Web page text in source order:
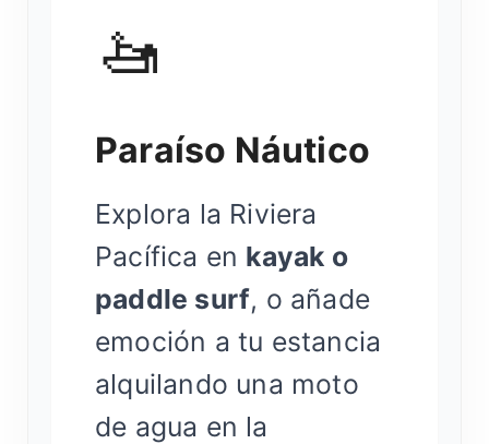
🚤
Paraíso Náutico
Explora la Riviera
Pacífica en kayak o
paddle surf, o añade
emoción a tu estancia
alquilando una moto
de agua en la